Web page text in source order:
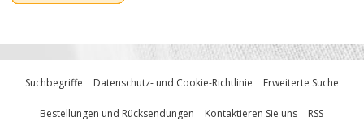
Suchbegriffe Datenschutz- und Cookie-Richtlinie Erweiterte Suche
Bestellungen und Rücksendungen Kontaktieren Sie uns RSS